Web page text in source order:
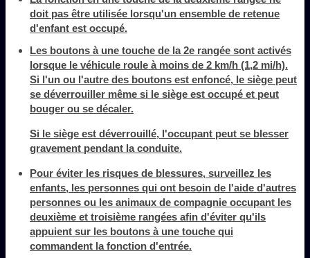
doit pas être utilisée lorsqu'un ensemble de retenue
d'enfant est occupé.
Les boutons à une touche de la 2e rangée sont activés
lorsque le véhicule roule à moins de 2 km/h (1,2 mi/h).
Si l'un ou l'autre des boutons est enfoncé, le siège peut
se déverrouiller même si le siège est occupé et peut
bouger ou se décaler.
Si le siège est déverrouillé, l'occupant peut se blesser
gravement pendant la conduite.
Pour éviter les risques de blessures, surveillez les
enfants, les personnes qui ont besoin de l'aide d'autres
personnes ou les animaux de compagnie occupant les
deuxième et troisième rangées afin d'éviter qu'ils
appuient sur les boutons à une touche qui
commandent la fonction d'entrée.